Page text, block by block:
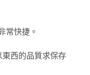
常快捷。
東西的品質求保存